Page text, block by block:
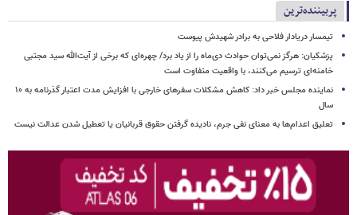
پربیننده‌ترین
تیمسار دریادار فلاحی به برادر شهیدش پیوست
پزشکیان: هرگز نمی‌توان حوادث دی‌ماه را از یاد برد/ چهره‌ای که برخی از آیت‌الله سید مجتبی
خامنه‌ای ترسیم می‌کنند، با واقعیت متفاوت است
نماینده مجلس خبر داد: کاهش مشکلات سفرهای خارجی با افزایش مدت اعتبار گذرنامه به ۱۰
سال
تعلیق اعدام‌ها به معنای نفی جرم، نادیده گرفتن حقوق قربانیان یا تعطیل شدن عدالت نیست